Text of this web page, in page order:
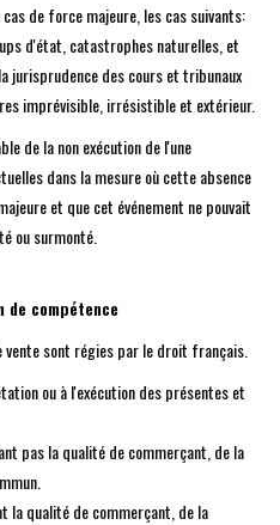
de force majeure, les cas suivants:
d'état, catastrophes naturelles, et
jurisprudence des cours et tribunaux
imprévisible, irrésistible et extérieur.
de la non exécution de l'une
dans la mesure où cette absence
et que cet événement ne pouvait
ou surmonté.
compétence
sont régies par le droit français.
ou à l'exécution des présentes et
pas la qualité de commerçant, de la
la qualité de commerçant, de la